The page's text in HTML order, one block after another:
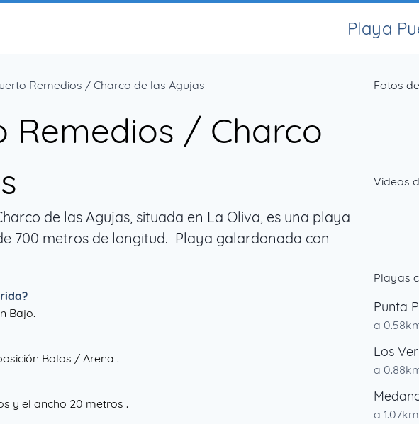
Playa
Remedios / Charco de las Agujas
Remedios / Charco
de las Agujas, situada en La Oliva, es una playa
700 metros de longitud. Playa galardonada con
Bajo.
Bolos / Arena .
y el ancho 20 metros .
Fotos
Videos
Playas
Punta
a
Los
a
a 1.07km